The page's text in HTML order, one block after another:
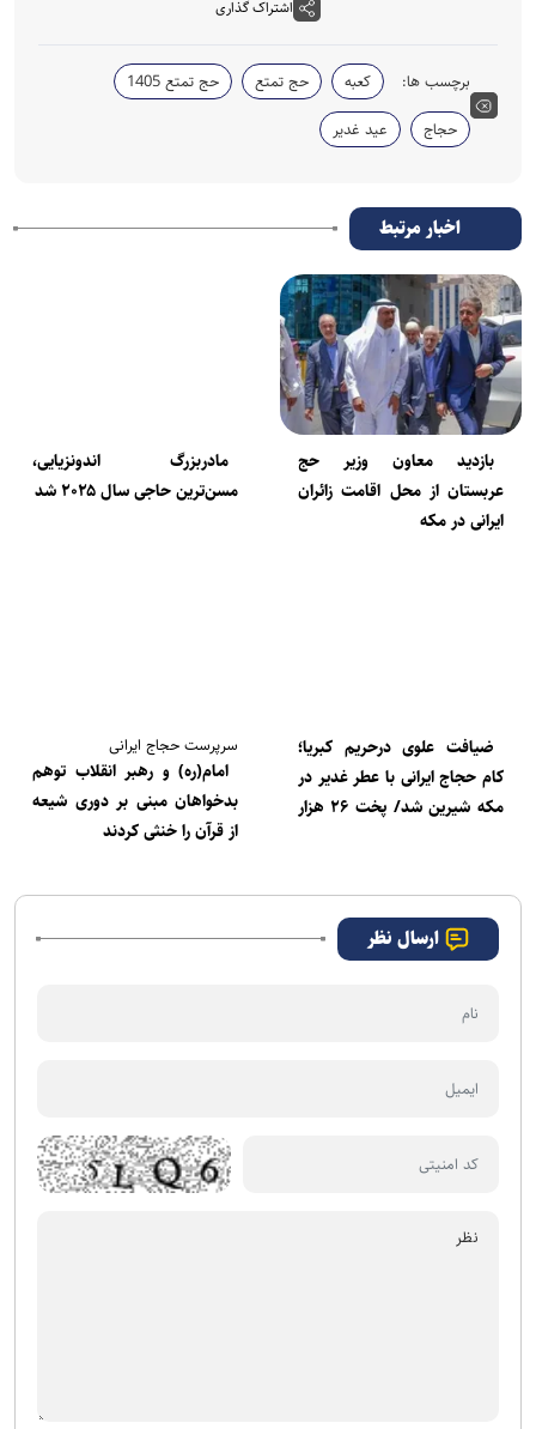
اشتراک گذاری
برچسب ها: کعبه حج تمتع
حج تمتع 1405
حجاج
عید غدیر
اخبار مرتبط
بازدید معاون وزیر حج
عربستان از محل اقامت زائران
ایرانی در مکه
مسن‌ترین حاجی سال ۲۰۲۵ شد
ضیافت علوی درحریم کبریا؛
کام حجاج ایرانی با عطر غدیر در
و فیلم
سرپرست حجاج ایرانی
امام(ره) و رهبر انقلاب توهم
بدخواهان مبنی بر دوری شیعه
از قرآن را خنثی کردند
ارسال نظر